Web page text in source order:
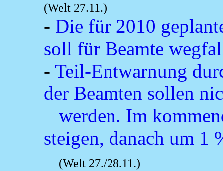
(Welt 27.11.)
- Die für 2010
soll für Beamte
- Teil-Entwarnung
der Beamten sollen
werden. Im
steigen, danach um 1
(Welt 27./28.11.)